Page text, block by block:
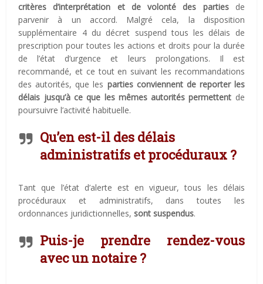
critères d’interprétation et de volonté des partiesde
parvenir à un accord. Malgré cela, la disposition
supplémentaire 4 du décret suspend tous les délais de
prescription pour toutes les actions et droits pour la durée
de l’état d’urgence et leurs prolongations. Il est
recommandé, et ce tout en suivant les recommandations
des autorités, que les parties conviennent de reporter les
délais jusqu’à ce que les mêmes autorités permettent de
poursuivre l’activité habituelle.
Qu’en est-il des délais
administratifs et procéduraux ?
Tant que l’état d’alerte est en vigueur, tous les délais
procéduraux et administratifs, dans toutes les
ordonnances juridictionnelles,sont suspendus.
Puis-je prendre rendez-vous
avec un notaire ?